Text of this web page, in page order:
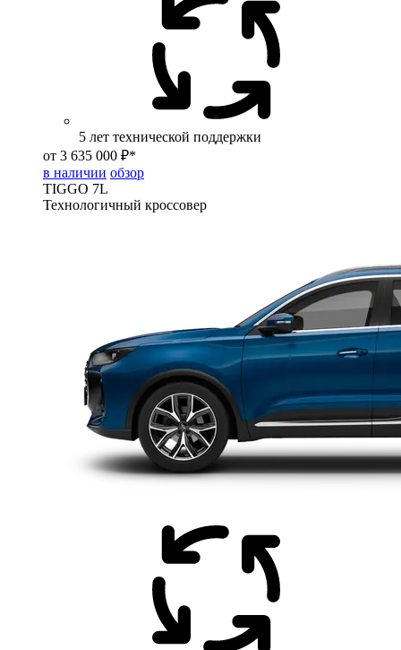
5 лет технической поддержки
от 3 635 000 ₽*
в наличии обзор
TIGGO 7L
Технологичный кроссовер